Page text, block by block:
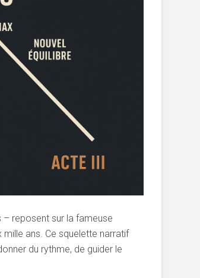
reposent sur la fameuse
ans. Ce squelette narratif
du rythme, de guider le